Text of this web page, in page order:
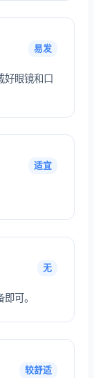
易发
好眼镜和口
适宜
无
可。
较舒适